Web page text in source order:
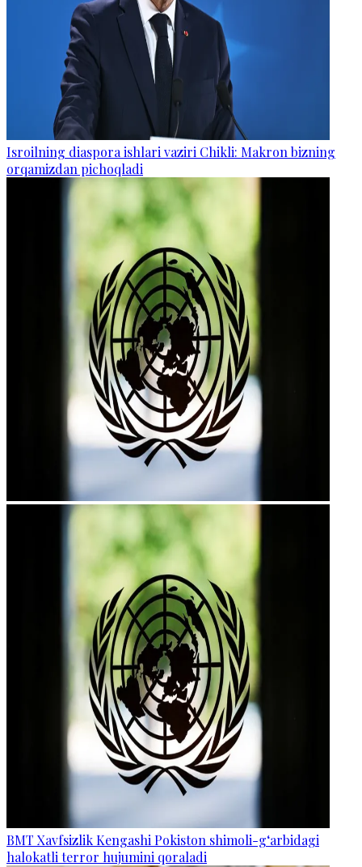
Isroilning diaspora ishlari vaziri Chikli: Makron bizning
orqamizdan pichoqladi
BMT Xavfsizlik Kengashi Pokiston shimoli-g‘arbidagi
halokatli terror hujumini qoraladi